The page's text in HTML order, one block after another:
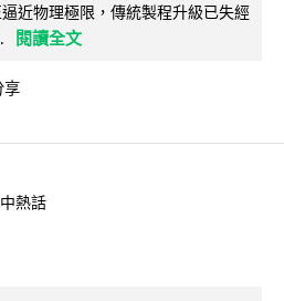
近物理極限，傳統製程升級已失經
閱讀全文
享
熱話